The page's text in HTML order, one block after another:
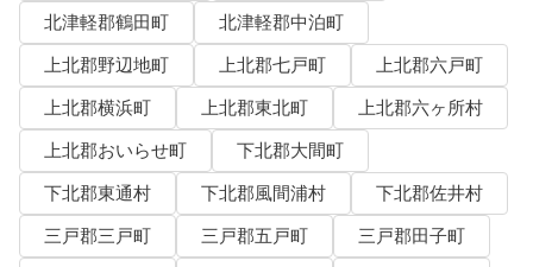
北津軽郡鶴田町
北津軽郡中泊町
上北郡野辺地町
上北郡七戸町
上北郡六戸町
上北郡横浜町
上北郡東北町
上北郡六ヶ所村
上北郡おいらせ町
下北郡大間町
下北郡東通村
下北郡風間浦村
下北郡佐井村
三戸郡三戸町
三戸郡五戸町
三戸郡田子町